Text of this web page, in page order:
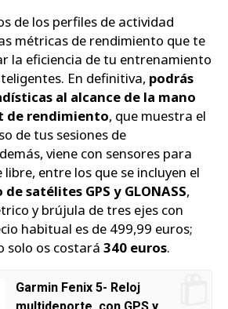
de los perfiles de actividad
métricas de rendimiento que te
la eficiencia de tu entrenamiento
En definitiva, podrás
al alcance de la mano
de rendimiento, que muestra el
de tus sesiones de
viene con sensores para
entre los que se incluyen el
satélites GPS y GLONASS,
y brújula de tres ejes con
habitual es de 499,99 euros;
solo os costará 340 euros.
Garmin Fenix 5- Reloj